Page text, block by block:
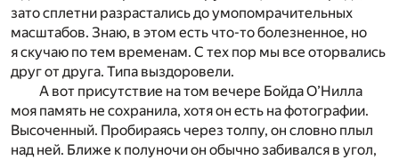
зато сплетни разрастались до умопомрачительных
масштабов. Знаю, в этом есть что-то болезненное, но
я скучаю по тем временам. С тех пор мы все оторвались
друг от друга. Типа выздоровели.
А вот присутствие на том вечере Бойда О’Нилла
моя память не сохранила, хотя он есть на фотографии.
Высоченный. Пробираясь через толпу, он словно плыл
над ней. Ближе к полуночи он обычно забивался в угол,